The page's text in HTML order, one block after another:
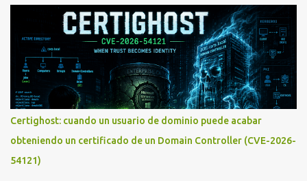
Certighost: cuando un usuario de dominio puede acabar
obteniendo un certificado de un Domain Controller (CVE-2026-
54121)